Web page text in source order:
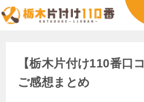
【栃木片付け110番口
ご感想まとめ